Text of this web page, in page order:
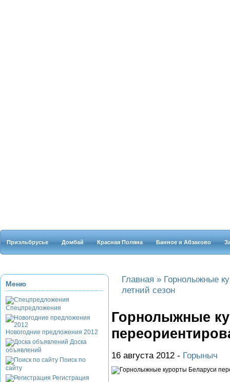
Приэльбрусье Домбай Красная Поляна Банное и Абзаково
Меню
Спецпредложения
Новогодние предложения 2012
Доска
объявлений
Поиск по
сайту
Регистрация
Главная » Горнолыжные
летний сезон
Горнолыжные
16 августа 2012 - Горыныч